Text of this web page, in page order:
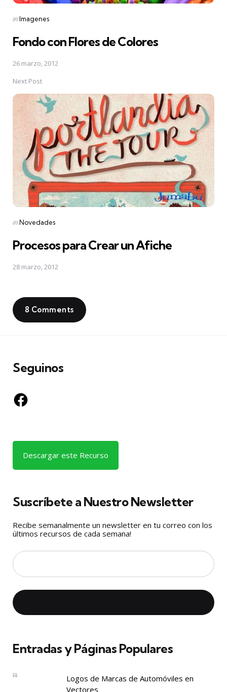
Posted
inImagenes
Fondo con Flores de Colores
26 marzo, 2012
Next Post
Posted
inNovedades
Procesos para Crear un Afiche
28 marzo, 2012
8 Comments
Seguinos
Facebook
Descargar este Recurso
Suscríbete a Nuestro Newsletter
Recibe semanalmente un newsletter en tu correo con los
últimos recursos de cada semana!
Entradas y Páginas Populares
Logos de Marcas de Automóviles en
Vectores